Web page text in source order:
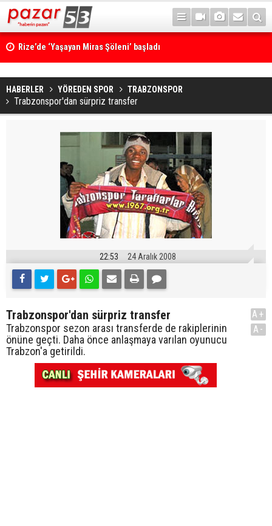
Rize’de ‘Yaşayan Miras Şöleni’ başladı
HABERLER YÖREDEN SPOR TRABZONSPOR
Trabzonspor'dan sürpriz transfer
22:53 24 Aralık 2008
Trabzonspor'dan sürpriz transfer
Trabzonspor sezon arası transferde de rakiplerinin
önüne geçti. Daha önce anlaşmaya varılan oyunucu
Trabzon'a getirildi.
A+
A-